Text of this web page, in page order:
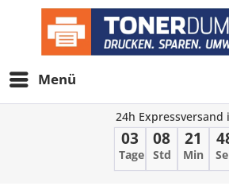
Menü
24h Expressversand
03
Tage
08
Std
21
Min